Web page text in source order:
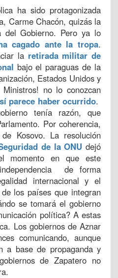
ha sido protagonizada
Carme Chacón, quizás la
del Gobierno. Pero ya lo
cagado ante la tropa.
la retirada militar de
bajo el paraguas de la
Estados Unidos y
no lo conozcan
parece haber ocurrido.
tenía razón, que
Por coherencia,
Kosovo. La resolución
de la ONU dejó
momento en que este
de forma
internacional y el
los países que integran
se tomará el gobierno
política? A estas
Los gobiernos de Aznar
comunicando, aunque
a base de propaganda y
de Zapatero no